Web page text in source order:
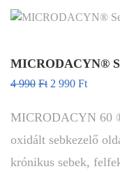
MICRODACYN®
4 990 Ft 2 990 Ft
MICRODACYN 60
oxidált sebkezelő
krónikus sebek,